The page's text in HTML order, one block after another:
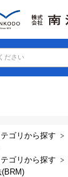
ださい
ゴリから探す
ゴリから探す